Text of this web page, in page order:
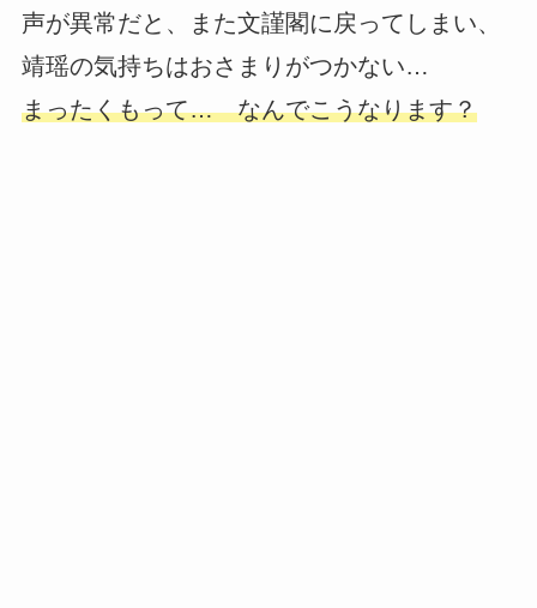
声が異常だと、また文謹閣に戻ってしまい、
靖瑶の気持ちはおさまりがつかない…
まったくもって… なんでこうなります？